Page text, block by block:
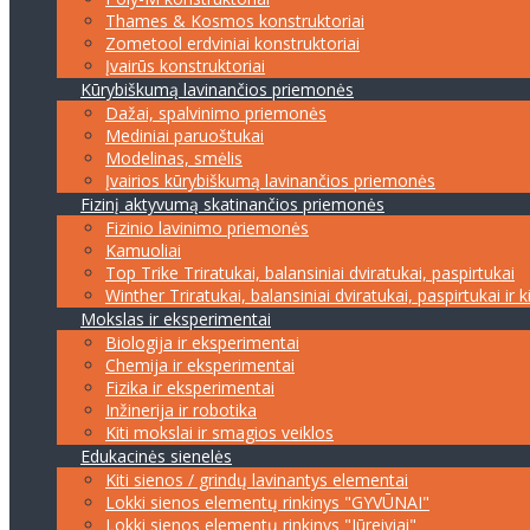
Thames & Kosmos konstruktoriai
Zometool erdviniai konstruktoriai
Įvairūs konstruktoriai
Kūrybiškumą lavinančios priemonės
Dažai, spalvinimo priemonės
Mediniai paruoštukai
Modelinas, smėlis
Įvairios kūrybiškumą lavinančios priemonės
Fizinį aktyvumą skatinančios priemonės
Fizinio lavinimo priemonės
Kamuoliai
Top Trike Triratukai, balansiniai dviratukai, paspirtukai
Winther Triratukai, balansiniai dviratukai, paspirtukai ir
Mokslas ir eksperimentai
Biologija ir eksperimentai
Chemija ir eksperimentai
Fizika ir eksperimentai
Inžinerija ir robotika
Kiti mokslai ir smagios veiklos
Edukacinės sienelės
Kiti sienos / grindų lavinantys elementai
Lokki sienos elementų rinkinys "GYVŪNAI"
Lokki sienos elementų rinkinys "Jūreiviai"